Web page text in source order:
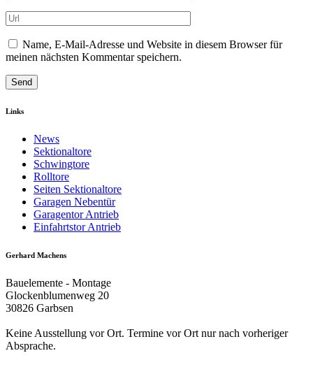
Name, E-Mail-Adresse und Website in diesem Browser für
meinen nächsten Kommentar speichern.
Links
News
Sektionaltore
Schwingtore
Rolltore
Seiten Sektionaltore
Garagen Nebentür
Garagentor Antrieb
Einfahrtstor Antrieb
Gerhard Machens
Bauelemente - Montage
Glockenblumenweg 20
30826 Garbsen
Keine Ausstellung vor Ort. Termine vor Ort nur nach vorheriger
Absprache.